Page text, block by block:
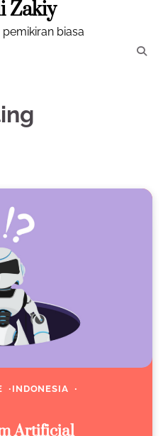
Zakiy
biasa
INDONESIA
Artificial